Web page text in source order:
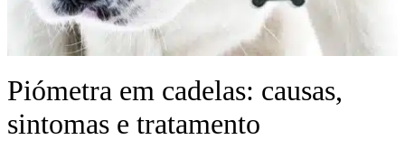
Piómetra em cadelas: causas,
sintomas e tratamento